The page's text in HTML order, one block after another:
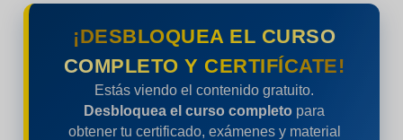
¡DESBLOQUEA EL CURSO
COMPLETO Y CERTIFÍCATE!
Estás viendo el contenido gratuito.
Desbloquea el curso completo para
obtener tu certificado, exámenes y material